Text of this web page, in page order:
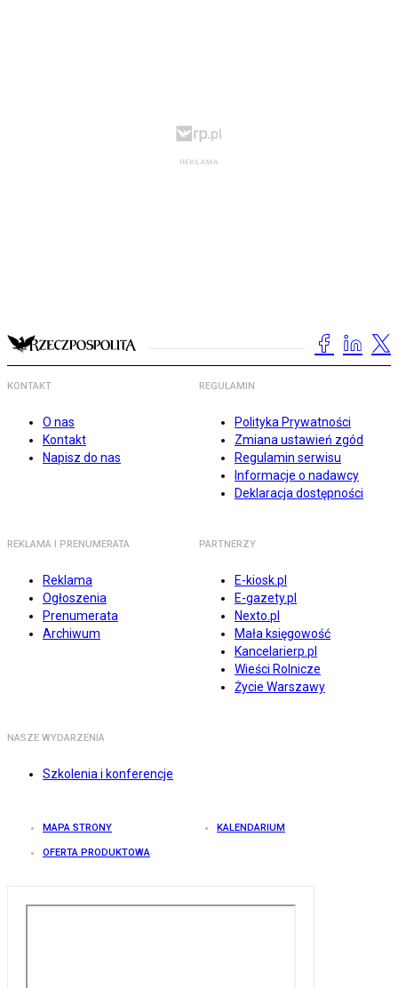
KONTAKT
O nas
Kontakt
Napisz do nas
REGULAMIN
Polityka Prywatności
Zmiana ustawień zgód
Regulamin serwisu
Informacje o nadawcy
Deklaracja dostępności
REKLAMA I PRENUMERATA
Reklama
Ogłoszenia
Prenumerata
Archiwum
PARTNERZY
E-kiosk.pl
E-gazety.pl
Nexto.pl
Mała księgowość
Kancelarierp.pl
Wieści Rolnicze
Życie Warszawy
NASZE WYDARZENIA
Szkolenia i konferencje
MAPA STRONY KALENDARIUM
OFERTA PRODUKTOWA